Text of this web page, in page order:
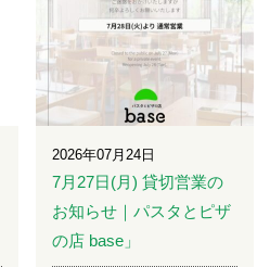
2026年07月24日
7月27日(月) 貸切営業の
お知らせ｜パスタとピザ
の店 base」